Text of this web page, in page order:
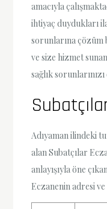
amacıyla
ihtiyaç duydukları
sorunlarına çözüm
ve size hizmet
sağlık
Adıyaman ilindeki
alan Subatçılar
anlayışıyla öne
Eczanenin adresi